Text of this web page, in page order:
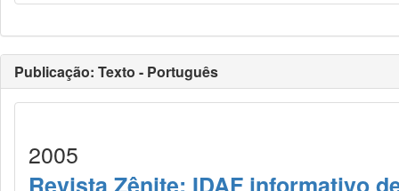
Publicação: Texto - Português
2005